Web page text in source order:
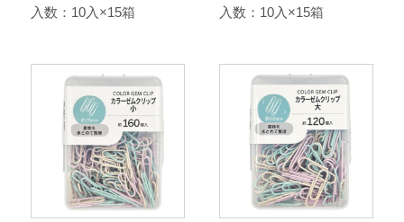
入数：10入×15箱
入数：10入×15箱